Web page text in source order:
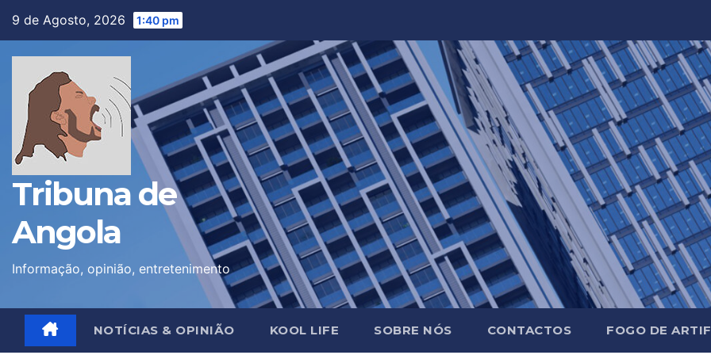
9 de Agosto, 2026 1:40 pm
Tribuna de
Angola
Informação, opinião, entretenimento
NOTÍCIAS & OPINIÃO KOOL LIFE SOBRE NÓS CONTACTOS FOGO DE